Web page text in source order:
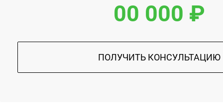
00 000 ₽
ПОЛУЧИТЬ КОНСУЛЬТАЦИЮ